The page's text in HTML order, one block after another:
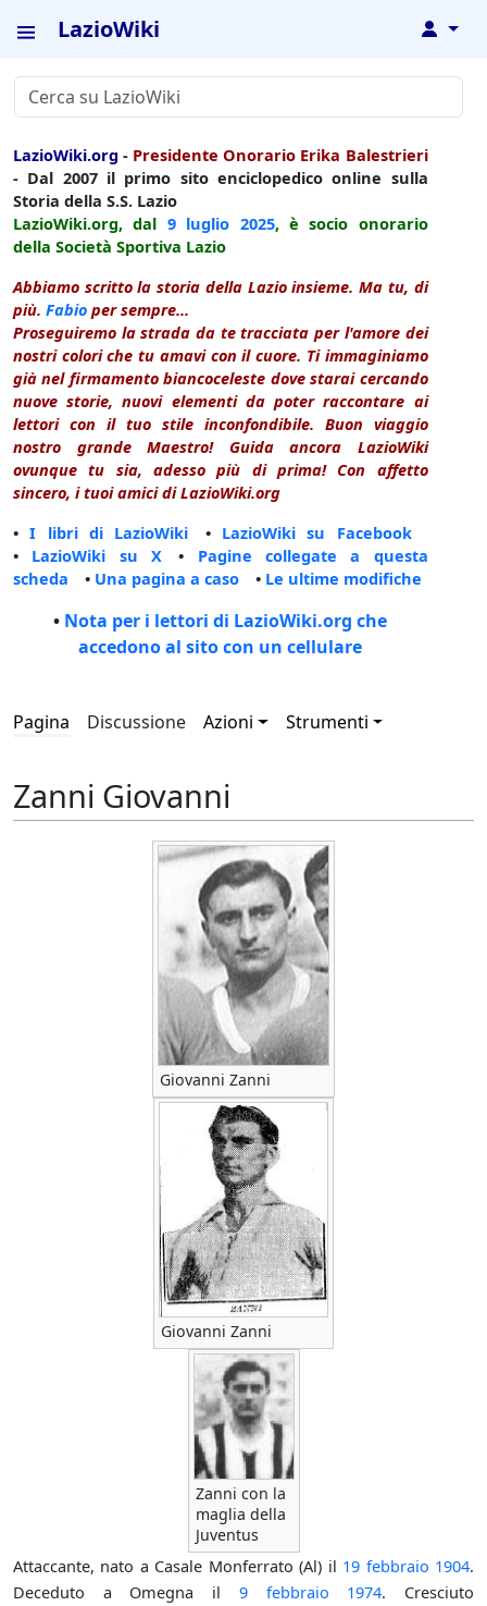
LazioWiki ↓
LazioWiki.org - Presidente Onorario Erika Balestrieri
- Dal 2007 il primo sito enciclopedico online sulla
Storia della S.S. Lazio
LazioWiki.org, dal 9 luglio 2025, è socio onorario
della Società Sportiva Lazio
Abbiamo scritto la storia della Lazio insieme. Ma tu, di
più. Fabio per sempre...
Proseguiremo la strada da te tracciata per l'amore dei
nostri colori che tu amavi con il cuore. Ti immaginiamo
già nel firmamento biancoceleste dove starai cercando
nuove storie, nuovi elementi da poter raccontare ai
lettori con il tuo stile inconfondibile. Buon viaggio
nostro grande Maestro! Guida ancora LazioWiki
ovunque tu sia, adesso più di prima! Con affetto
sincero, i tuoi amici di LazioWiki.org
•I libri di LazioWiki • LazioWiki su Facebook
• LazioWiki su X • Pagine collegate a questa
scheda • Una pagina a caso • Le ultime modifiche
• Nota per i lettori di LazioWiki.org che
accedono al sito con un cellulare
Pagina Discussione Azioni Strumenti
Zanni Giovanni
Giovanni Zanni
Giovanni Zanni
Zanni con la
maglia della
Juventus
Attaccante, nato a Casale Monferrato (Al) il 19 febbraio 1904.
Deceduto a Omegna il 9 febbraio 1974. Cresciuto